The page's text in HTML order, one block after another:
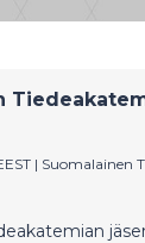
| Suomalainen